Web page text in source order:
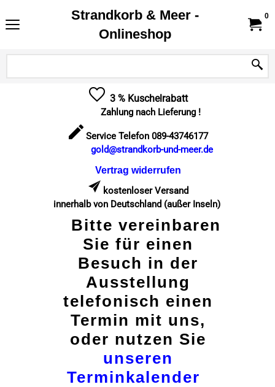
Strandkorb & Meer -
Onlineshop
0
3 % Kuschelrabatt
Zahlung nach Lieferung !
Service Telefon 089-43746177
gold@strandkorb-und-meer.de
Vertrag widerrufen
kostenloser Versand
innerhalb von Deutschland (außer Inseln)
Bitte vereinbaren
Sie für einen
Besuch in der
Ausstellung
telefonisch einen
Termin mit uns,
oder nutzen Sie
unseren
Terminkalender